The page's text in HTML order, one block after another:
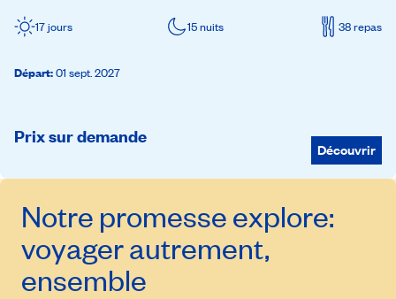
17 jours 15 nuits 38 repas
Départ:01 sept. 2027
Prix sur demande
Découvrir
Notre promesseexplore:
voyager autrement,
ensemble